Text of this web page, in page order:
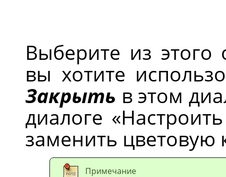
Выберите из этого
вы хотите
Закрыть в этом
диалоге «
заменить цветовую
Примечание